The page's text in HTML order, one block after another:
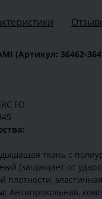
(Артикул: 36462-
FO
ткань с
(защищает от
плотности,
: Антипрокольная,